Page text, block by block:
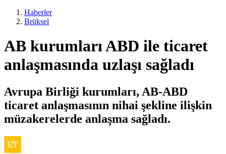
Haberler
Brüksel
AB kurumları ABD ile ticaret
anlaşmasında uzlaşı sağladı
Avrupa Birliği kurumları, AB-ABD
ticaret anlaşmasının nihai şekline ilişkin
müzakerelerde anlaşma sağladı.